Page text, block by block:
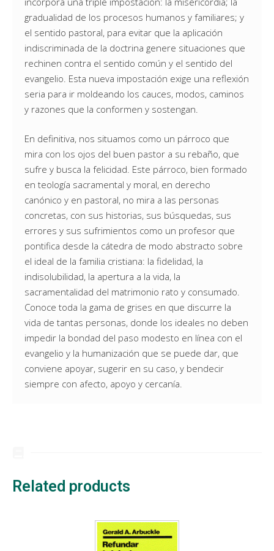
gradualidad de los procesos humanos y familiares; y
el sentido pastoral, para evitar que la aplicación
indiscriminada de la doctrina genere situaciones que
rechinen contra el sentido común y el sentido del
evangelio. Esta nueva impostación exige una reflexión
seria para ir moldeando los cauces, modos, caminos
y razones que la conformen y sostengan.
En definitiva, nos situamos como un párroco que
mira con los ojos del buen pastor a su rebaño, que
sufre y busca la felicidad. Este párroco, bien formado
en teología sacramental y moral, en derecho
canónico y en pastoral, no mira a las personas
concretas, con sus historias, sus búsquedas, sus
errores y sus sufrimientos como un profesor que
pontifica desde la cátedra de modo abstracto sobre
el ideal de la familia cristiana: la fidelidad, la
indisolubilidad, la apertura a la vida, la
sacramentalidad del matrimonio rato y consumado.
Conoce toda la gama de grises en que discurre la
vida de tantas personas, donde los ideales no deben
impedir la bondad del paso modesto en línea con el
evangelio y la humanización que se puede dar, que
conviene apoyar, sugerir en su caso, y bendecir
siempre con afecto, apoyo y cercanía.
Related products